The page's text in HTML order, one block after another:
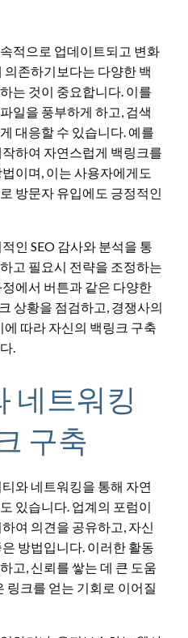
적으로 업데이트되고 변화
의존하기보다는 다양한 백
는 것이 중요합니다. 이를
일을 풍부하게 하고, 검색
대응할 수 있습니다. 예를
하여 자연스럽게 백링크를
이며, 이는 사용자에게도
방문자 유입에도 긍정적인
인 SEO 감사와 분석을 통
고 필요시 전략을 조정하는
에서 버튼과 같은 다양한
상황을 점검하고, 경쟁사의
따라 자신의 백링크 구축
.
네트워킹
구축
와 네트워킹을 통해 자연
있습니다. 업계의 포럼이
여 의견을 공유하고, 자신
방법입니다. 이러한 활동
고, 신뢰를 쌓는 데 큰 도움
링크를 얻는 기회로 이어질